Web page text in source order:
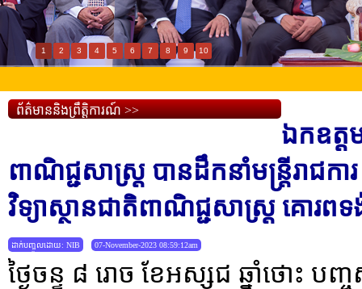
1 2 3 4 5 6 7 8 9 10
ព័ត៌មាននិងព្រឹត្តិការណ៍ >>
ឯកឧត្ត
ពាណិជ្ជសាស្រ្ត បានដឹកនាំមន្រ្តីរាជ
វិទ្យាស្ថានជាតិពាណិជ្ជសាស្រ្ត គោរព
ដាក់បញ្ចូលដោយ: NIB 07-November-2023 08:59:12am
ថ្ងៃចន្ទ ៨ រោច ខែអស្សុជ ឆ្នាំថោះ